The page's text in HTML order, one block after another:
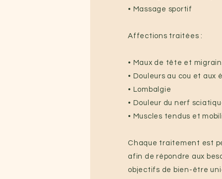
• Massage sportif
Affections traitées :
• Maux de tête et
• Douleurs au cou et aux
• Lombalgie
• Douleur du nerf
• Muscles tendus et
Chaque traitement est
afin de répondre aux
objectifs de bien-être